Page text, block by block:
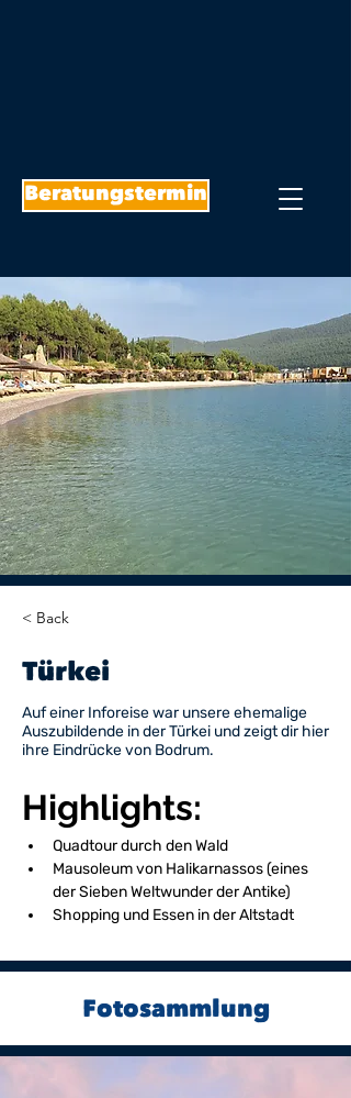
Beratungstermin
< Back
Türkei
Auf einer Inforeise war unsere ehemalige
Auszubildende in der Türkei und zeigt dir hier
ihre Eindrücke von Bodrum.
Highlights:
Quadtour durch den Wald
Mausoleum von Halikarnassos (eines
der Sieben Weltwunder der Antike)
Shopping und Essen in der Altstadt
Fotosammlung